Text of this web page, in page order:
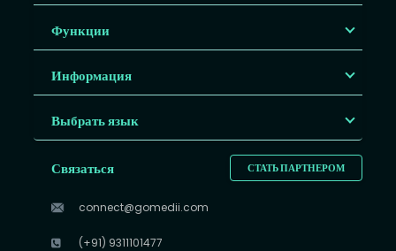
Функции
Информация
Выбрать язык
СТАТЬ ПАРТНЕРОМ
Связаться
connect@gomedii.com
(+91) 9311101477